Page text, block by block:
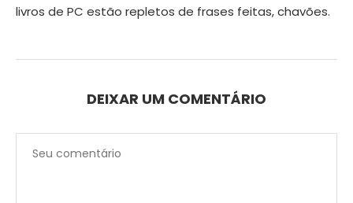
livros de PC estão repletos de frases feitas, chavões.
DEIXAR UM COMENTÁRIO